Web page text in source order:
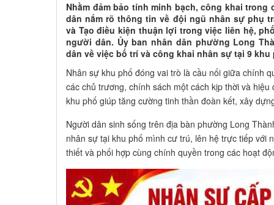
Nhằm đảm bảo tính minh bạch, công khai
dân nắm rõ thông tin về đội ngũ nhân sự phụ
và Tạo điều kiện thuận lợi trong việc liên hệ,
người dân. Ủy ban nhân dân phường Long
dân về việc bố trí và công khai nhân sự tại 9
Nhân sự khu phố đóng vai trò là cầu nối giữa chính
các chủ trương, chính sách một cách kịp thời và
khu phố giúp tăng cường tinh thần đoàn kết, xây
Người dân sinh sống trên địa bàn phường Long
nhân sự tại khu phố mình cư trú, lên hệ trực tiếp với
thiết và phối hợp cùng chính quyền trong các hoạt